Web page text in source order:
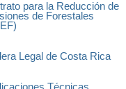
para la Reducción de
de Forestales
Legal de Costa Rica